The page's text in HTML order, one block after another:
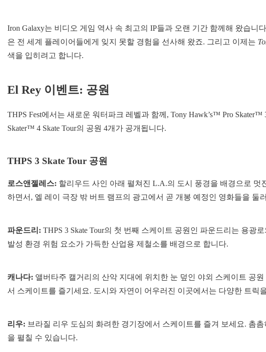
Iron Galaxy는 비디오 게임 역사 속 최고의 IP들과 오랜 기간 함께해 왔습니
은 전 세계 플레이어들에게 잊지 못할 경험을 선사해 왔죠. 그리고 이제는
색을 입히려고 합니다.
El Rey 이벤트: 공원
THPS Fest에서는 새로운 워터파크 레벨과 함께, Tony Hawk’s™ Pro Skater™
Skater™ 4 Skate Tour의 공원 4개가 공개됩니다.
THPS 3 Skate Tour 공원
로스앤젤레스: 할리우드 사인 아래 펼쳐진 L.A.의 도시 풍경을 배경으로 멋
하면서, 엘 레이 극장 밖 버트 램프의 광고에서 곧 개봉 예정인 영화들을 둘
파운드리: THPS 3 Skate Tour의 첫 번째 스케이트 공원인 파운드리는 용광
발성 환경 위험 요소가 가득한 산업용 제철소를 배경으로 합니다.
캐나다: 앨버타주 캘거리의 산악 지대에 위치한 눈 덮인 야외 스케이트 공
서 스케이트를 즐기세요. 도시와 자연이 어우러진 이곳에서는 다양한 트릭
리우: 브라질 리우 도심의 화려한 경기장에서 스케이트를 즐겨 보세요. 촘
을 펼칠 수 있습니다.